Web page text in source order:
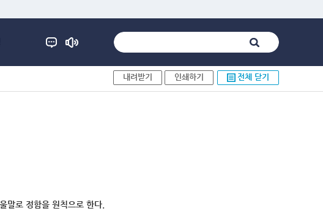
내려받기 인쇄하기 전체 닫기
말로 정함을 원칙으로 한다.